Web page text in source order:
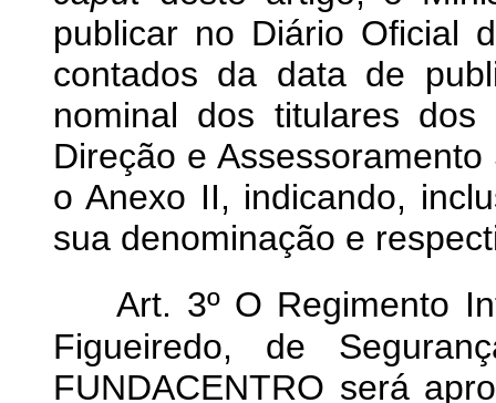
publicar no Diário Oficial
contados da data de
nominal dos titulares
Direção e
o Anexo II, indicando,
sua denominação e
Art. 3º O Regimento
Figueiredo, de
FUNDACENTRO será